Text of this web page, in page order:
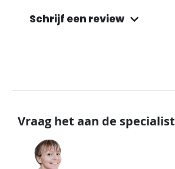
Schrijf een review
Vraag het aan de specialist